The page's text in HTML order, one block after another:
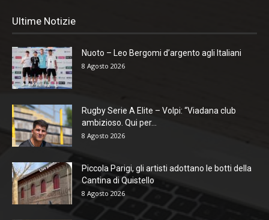
Ultime Notizie
Nuoto – Leo Bergomi d’argento agli Italiani
8 Agosto 2026
Rugby Serie A Elite – Volpi: “Viadana club
ambizioso. Qui per...
8 Agosto 2026
Piccola Parigi, gli artisti adottano le botti della
Cantina di Quistello
8 Agosto 2026